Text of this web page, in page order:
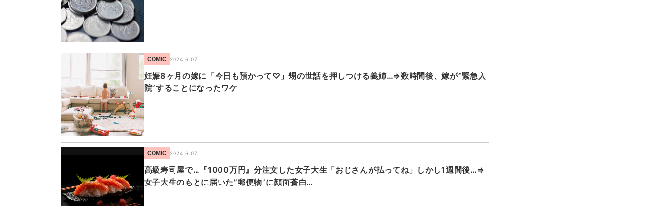
COMIC 2024.6.07
妊娠8ヶ月の嫁に「今日も預かって♡」甥の世話を押しつける義姉…⇒数時間後、嫁が”緊急入
院”することになったワケ
COMIC 2024.6.07
高級寿司屋で…『1000万円』分注文した女子大生「おじさんが払ってね」しかし1週間後…⇒
女子大生のもとに届いた”郵便物”に顔面蒼白…